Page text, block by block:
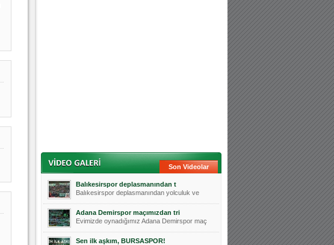
Son Videolar
Balıkesirspor deplasmanından t
Balıkesirspor deplasmanından yolculuk ve
Adana Demirspor maçımızdan tri
Evimizde oynadığımız Adana Demirspor maç
Sen ilk aşkım, BURSASPOR!